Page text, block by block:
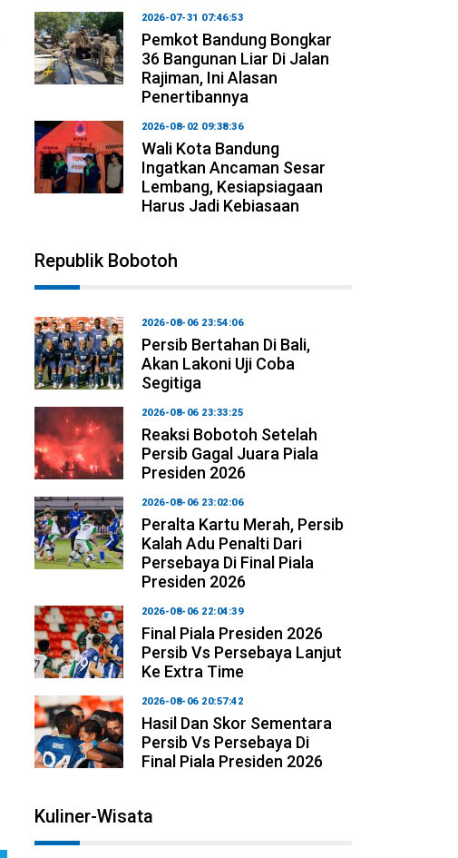
2026-07-31 07:46:53
Pemkot Bandung Bongkar
36 Bangunan Liar Di Jalan
Rajiman, Ini Alasan
Penertibannya
2026-08-02 09:38:36
Wali Kota Bandung
Ingatkan Ancaman Sesar
Lembang, Kesiapsiagaan
Harus Jadi Kebiasaan
Republik Bobotoh
2026-08-06 23:54:06
Persib Bertahan Di Bali,
Akan Lakoni Uji Coba
Segitiga
2026-08-06 23:33:25
Reaksi Bobotoh Setelah
Persib Gagal Juara Piala
Presiden 2026
2026-08-06 23:02:06
Peralta Kartu Merah, Persib
Kalah Adu Penalti Dari
Persebaya Di Final Piala
Presiden 2026
2026-08-06 22:04:39
Final Piala Presiden 2026
Persib Vs Persebaya Lanjut
Ke Extra Time
2026-08-06 20:57:42
Hasil Dan Skor Sementara
Persib Vs Persebaya Di
Final Piala Presiden 2026
Kuliner-Wisata